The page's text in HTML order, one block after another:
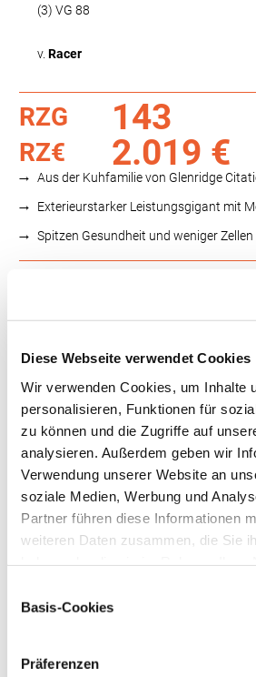
Diese Webseite verwendet Cookies
Wir verwenden Cookies, um Inhalte
personalisieren, Funktionen für
zu können und die Zugriffe auf
analysieren. Außerdem geben wir
Verwendung unserer Website an
soziale Medien, Werbung und
Partner führen diese Informationen
weiteren Daten zusammen, die Sie
Cookies, wenn Sie unsere Webseite
Basis-Cookies
Präferenzen
(3) VG 88
v. Racer
RZG 143
RZ€ 2.019 €
Aus der Kuhfamilie von Glenridge
Exterieurstarker Leistungsgigant mit
Spitzen Gesundheit und weniger Zellen
RZS
RZR
RZKd
RZKm
RZÖko
Gesundheit
RZGesund
RZEuterfit
RZKlaue
RZRepro
RZKälberfit